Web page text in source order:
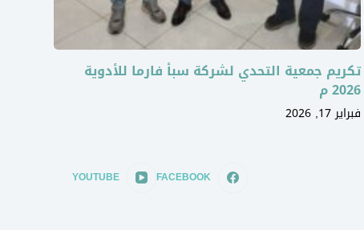
تكريم جمعية التحدي لشركة سبأ فارما للأدوية
2026 م
فبراير 17, 2026
FACEBOOK
YOUTUBE